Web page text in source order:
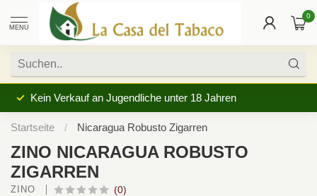
MENU
0
Kein Verkauf an Jugendliche unter 18 Jahren
Startseite / Nicaragua Robusto Zigarren
ZINO NICARAGUA ROBUSTO
ZIGARREN
ZINO (0)